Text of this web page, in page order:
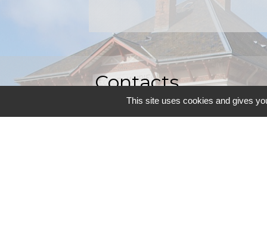
Contacts
This site uses cookies and gives